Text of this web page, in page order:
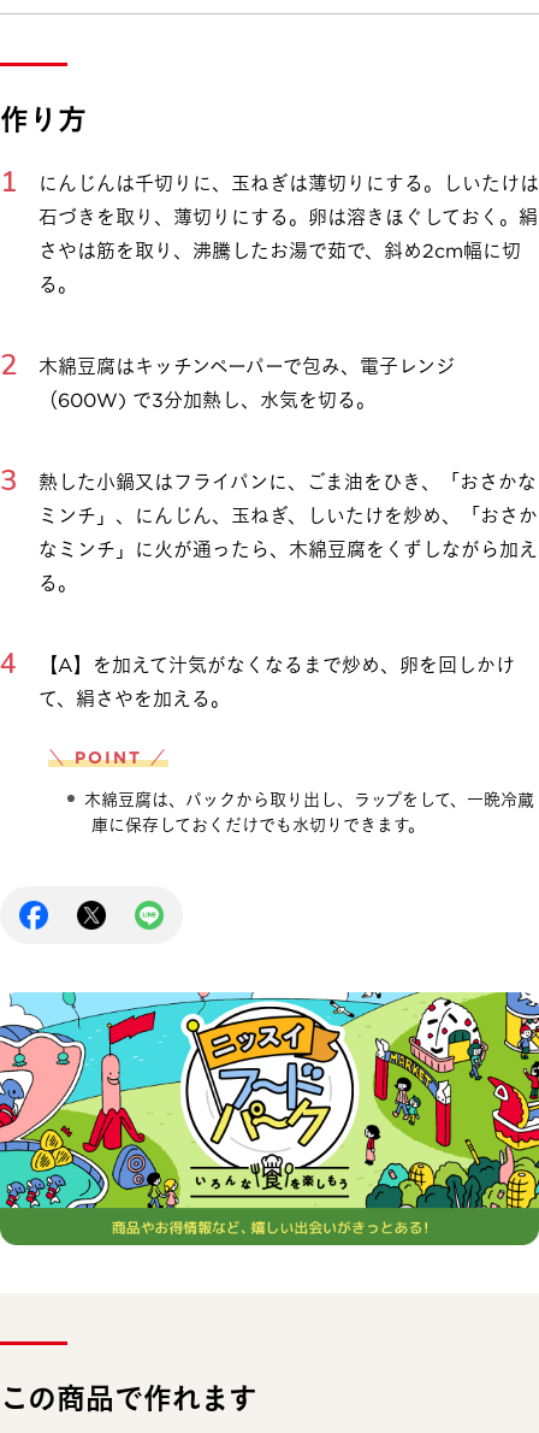
作り方
にんじんは千切りに、玉ねぎは薄切りにする。しいたけは
石づきを取り、薄切りにする。卵は溶きほぐしておく。絹
さやは筋を取り、沸騰したお湯で茹で、斜め2cm幅に切
る。
木綿豆腐はキッチンペーパーで包み、電子レンジ
（600W) で3分加熱し、水気を切る。
熱した小鍋又はフライパンに、ごま油をひき、「おさかな
ミンチ」、にんじん、玉ねぎ、しいたけを炒め、「おさか
なミンチ」に火が通ったら、木綿豆腐をくずしながら加え
る。
【A】を加えて汁気がなくなるまで炒め、卵を回しかけ
て、絹さやを加える。
＼ POINT ／
木綿豆腐は、パックから取り出し、ラップをして、一晩冷蔵
庫に保存しておくだけでも水切りできます。
この商品で作れます